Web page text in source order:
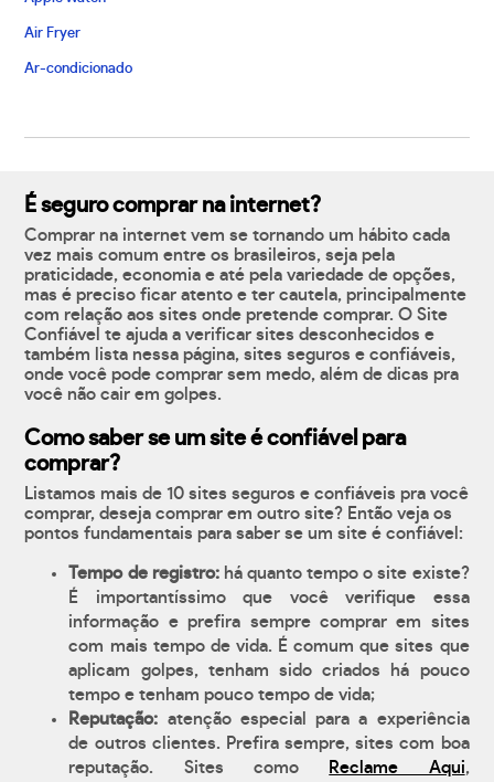
Air Fryer
Ar-condicionado
É seguro comprar na internet?
Comprar na internet vem se tornando um hábito cada
vez mais comum entre os brasileiros, seja pela
praticidade, economia e até pela variedade de opções,
mas é preciso ficar atento e ter cautela, principalmente
com relação aos sites onde pretende comprar. O Site
Confiável te ajuda a verificar sites desconhecidos e
também lista nessa página, sites seguros e confiáveis,
onde você pode comprar sem medo, além de dicas pra
você não cair em golpes.
Como saber se um site é confiável para
comprar?
Listamos mais de 10 sites seguros e confiáveis pra você
comprar, deseja comprar em outro site? Então veja os
pontos fundamentais para saber se um site é confiável:
Tempo de registro:há quanto tempo o site existe?
É importantíssimo que você verifique essa
informação e prefira sempre comprar em sites
com mais tempo de vida. É comum que sites que
aplicam golpes, tenham sido criados há pouco
tempo e tenham pouco tempo de vida;
Reputação: atenção especial para a experiência
de outros clientes. Prefira sempre, sites com boa
reputação. Sites como
Reclame Aqui,